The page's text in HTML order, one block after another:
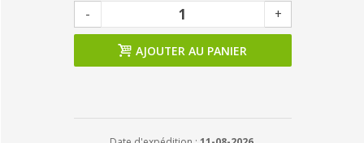
- +
AJOUTER AU PANIER